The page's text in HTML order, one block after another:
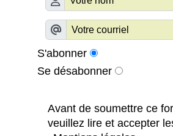
S'abonner
Se désabonner
Avant de soumettre ce
veuillez lire et accepter